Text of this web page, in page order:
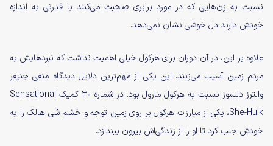
نسبت به زن‌هایی که در مورد برابری صحبت می‌کنند یا قدرتی به اندازه
خودش دارند دل خوشی نشان نمی‌دهد.
علاوه بر این، در آن دوران برای هرکول خیلی اهمیت نداشت که نبردهایش به
مردم زمین آسیب می‌زنند. این یکی از مهم‌ترین دلایل دیدگاه منفی جنیفر
والترزِ دلسوز نسبت به هرکول مارول بود. در شماره ۳۰ کمیک Sensational
She-Hulk، یکی از مبارزات هرکول بر روی زمین توجه و خشم شی هالک را به
خودش جلب کرد تا او را از زندگی‌اش بیرون بیندازد.